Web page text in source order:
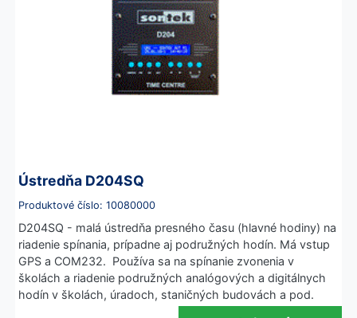
Ústredňa D204SQ
Produktové číslo: 10080000
D204SQ - malá ústredňa presného času (hlavné hodiny) na
riadenie spínania, prípadne aj podružných hodín. Má vstup
GPS a COM232. Používa sa na spínanie zvonenia v
školách a riadenie podružných analógových a digitálnych
hodín v školách, úradoch, staničných budovách a pod.